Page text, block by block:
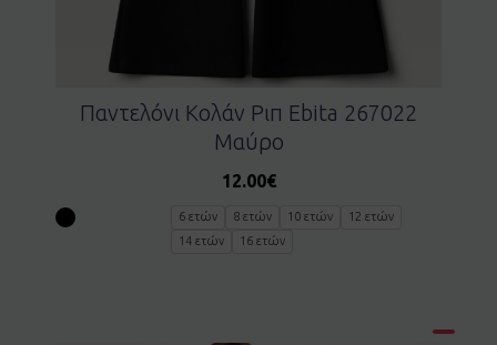
Παντελόνι Κολάν Ριπ Ebita 267022
Μαύρο
12.00€
6 ετών 8 ετών 10 ετών
12 ετών
14 ετών
16 ετών